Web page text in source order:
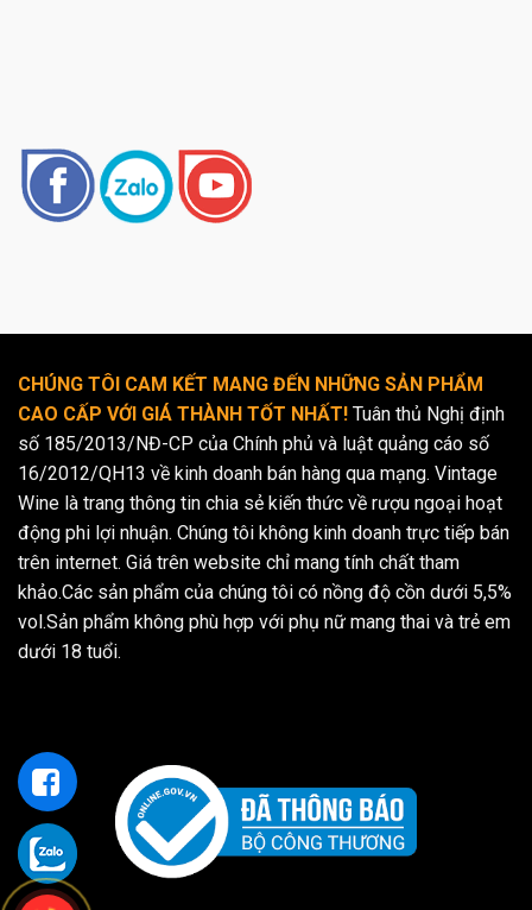
CHÚNG TÔI CAM KẾT MANG ĐẾN NHỮNG SẢN PHẨM
CAO CẤP VỚI GIÁ THÀNH TỐT NHẤT! Tuân thủ Nghị định
số 185/2013/NĐ-CP của Chính phủ và luật quảng cáo số
16/2012/QH13 về kinh doanh bán hàng qua mạng. Vintage
Wine là trang thông tin chia sẻ kiến thức về rượu ngoại hoạt
động phi lợi nhuận. Chúng tôi không kinh doanh trực tiếp bán
trên internet. Giá trên website chỉ mang tính chất tham
khảo.Các sản phẩm của chúng tôi có nồng độ cồn dưới 5,5%
vol.Sản phẩm không phù hợp với phụ nữ mang thai và trẻ em
dưới 18 tuổi.